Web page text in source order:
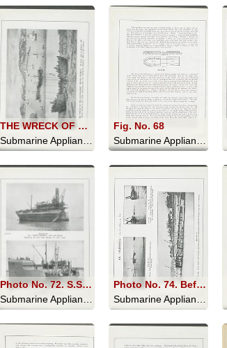
THE WRECK OF THE BATTLESHIP “ROYAL GEORGE," 104 Guns, sunk at Spithead, 1782. Divers worked at the wreck, recovering guns, etc., during six Summers, 1839 to 1844 inclusive
Fig. No. 68
Photo No. 72. S.S. “MONTGOMERY,” after end floated. Raised by the East Coast Salvage Co., Ltd.. Leith; No. 73. S.S. “MONTGOMERY,” fore end floated
Submarine Appliances And Their Uses - 1911
Photo No. 74. Before lifting, looking from mastheads towards deck. Low water; Photo No. 75. Last lift. Ship being hauled in aft into position for uprighting. Taken about half flood; Photo No. 76. After last lift. Low water view of deck, showing plates on after-hatch and hook-bolts securing same to coamings
Submarine Appliances And Their Uses - 1911